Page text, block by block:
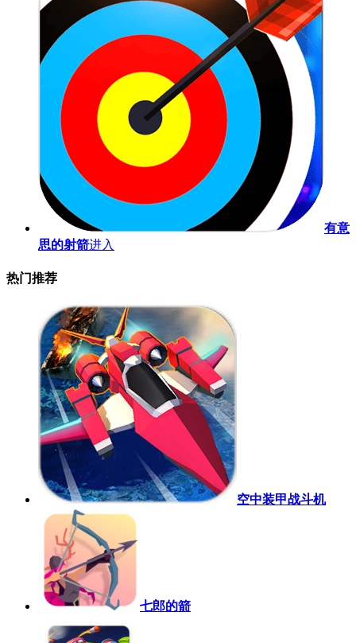
有意
思的射箭进入
热门推荐
空中装甲战斗机
七郎的箭